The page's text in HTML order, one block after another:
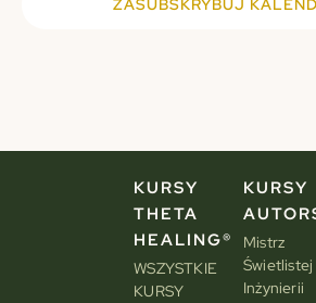
ZASUBSKRYBUJ
KURSY
THETA
HEALING®
WSZYSTKIE
KURSY
KURSY
Mistrz
Świetlistej
Inżynierii